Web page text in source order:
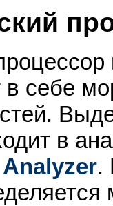
себе
в
Analyzer.